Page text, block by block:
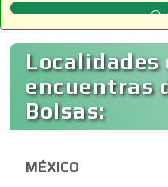
Localidades
encuentras
Bolsas:
MÉXICO